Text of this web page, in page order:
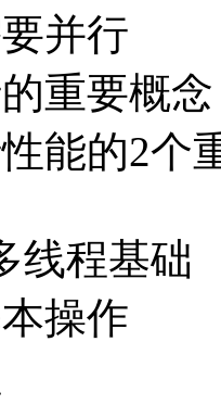
并行
重要概念
能的2个
线程基础
操作